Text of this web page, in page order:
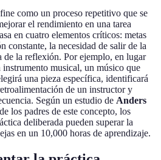
como un proceso repetitivo que se
el rendimiento en una tarea
en cuatro elementos críticos: metas
constante, la necesidad de salir de la
de la reflexión. Por ejemplo, en lugar
musical, un músico que
una pieza específica, identificará
de un instructor y
Según un estudio de Anders
los padres de este concepto, los
deliberada pueden superar la
en un 10,000 horas de aprendizaje.